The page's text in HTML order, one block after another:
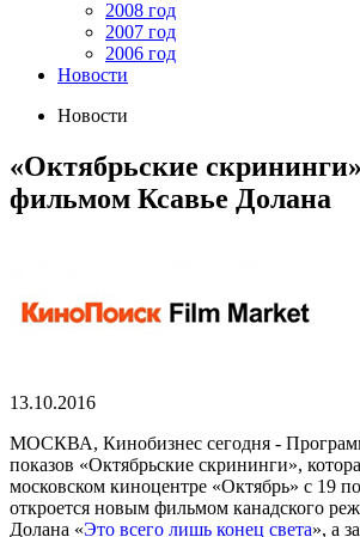
2008 год
2007 год
2006 год
Новости
Новости
«Октябрьские
фильмом Ксавье Долана
13.10.2016
МОСКВА, Кинобизнес сегодня -
показов «Октябрьские скрининги»,
московском киноцентре «Октябрь» с 19
откроется новым фильмом канадского
Долана «Это всего лишь конец света», а